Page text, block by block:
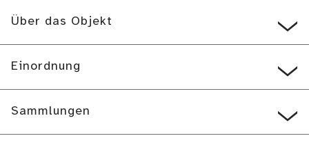
Über das Objekt
Einordnung
Sammlungen